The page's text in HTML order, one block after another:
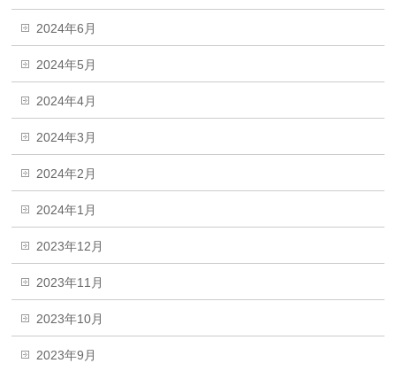
2024年6月
2024年5月
2024年4月
2024年3月
2024年2月
2024年1月
2023年12月
2023年11月
2023年10月
2023年9月